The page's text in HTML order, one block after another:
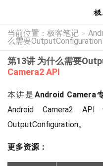
当前位置： 极客笔记 >
么需要OutputConfiguration
第13讲 为什么需要
Camera2 API
本讲是 Android Camera
Android Camera2
OutputConfiguration。
更多资源：